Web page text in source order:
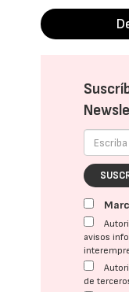
avisos
de